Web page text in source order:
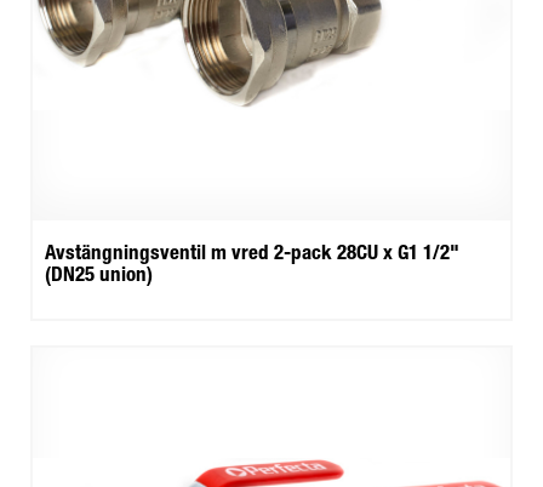
Avstängningsventil m vred 2-pack 28CU x G1 1/2"
(DN25 union)